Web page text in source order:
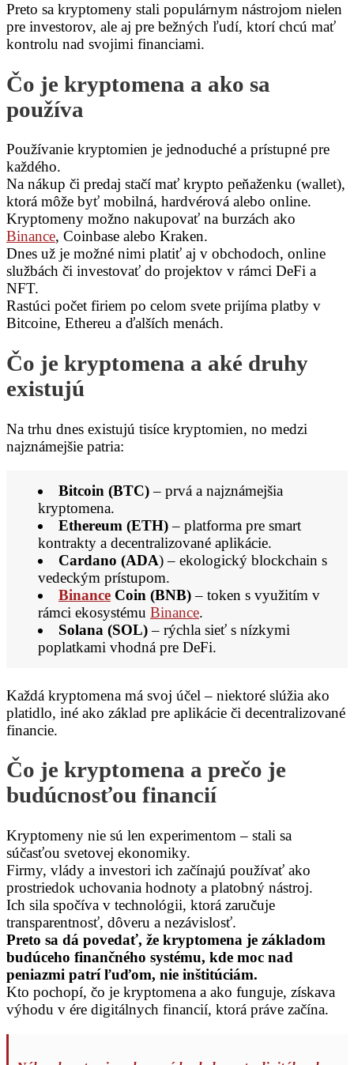
Preto sa kryptomeny stali populárnym nástrojom nielen
pre investorov, ale aj pre bežných ľudí, ktorí chcú mať
kontrolu nad svojimi financiami.
Čo je kryptomena a ako sa
používa
Používanie kryptomien je jednoduché a prístupné pre
každého.
Na nákup či predaj stačí mať krypto peňaženku (wallet),
ktorá môže byť mobilná, hardvérová alebo online.
Kryptomeny možno nakupovať na burzách ako
Binance, Coinbase alebo Kraken.
Dnes už je možné nimi platiť aj v obchodoch, online
službách či investovať do projektov v rámci DeFi a
NFT.
Rastúci počet firiem po celom svete prijíma platby v
Bitcoine, Ethereu a ďalších menách.
Čo je kryptomena a aké druhy
existujú
Na trhu dnes existujú tisíce kryptomien, no medzi
najznámejšie patria:
Bitcoin (BTC)– prvá a najznámejšia
kryptomena.
Ethereum (ETH)– platforma pre smart
kontrakty a decentralizované aplikácie.
Cardano (ADA) – ekologický blockchain s
vedeckým prístupom.
Binance Coin (BNB)– token s využitím v
rámci ekosystému Binance.
Solana (SOL)– rýchla sieť s nízkymi
poplatkami vhodná pre DeFi.
Každá kryptomena má svoj účel – niektoré slúžia ako
platidlo, iné ako základ pre aplikácie či decentralizované
financie.
Čo je kryptomena a prečo je
budúcnosťou financií
Kryptomeny nie sú len experimentom – stali sa
súčasťou svetovej ekonomiky.
Firmy, vlády a investori ich začínajú používať ako
prostriedok uchovania hodnoty a platobný nástroj.
Ich sila spočíva v technológii, ktorá zaručuje
transparentnosť, dôveru a nezávislosť.
Preto sa dá povedať, že kryptomena je základom
budúceho finančného systému, kde moc nad
peniazmi patrí ľuďom, nie inštitúciám.
Kto pochopí, čo je kryptomena a ako funguje, získava
výhodu v ére digitálnych financií, ktorá práve začína.